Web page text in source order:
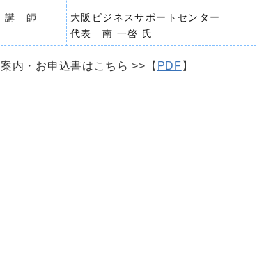
講 師
大阪ビジネスサポートセンター
代表 南 一啓 氏
案内・お申込書はこちら >>【 PDF 】